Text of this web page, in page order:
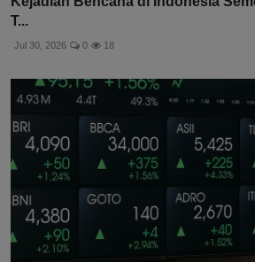
T...
Jul 30, 2026 0 18